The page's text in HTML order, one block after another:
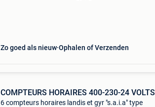
Zo goed als nieuw Ophalen of Verzenden
COMPTEURS HORAIRES 400-230-24 VOLTS
6 compteurs horaires landis et gyr "s.a.i.a" type